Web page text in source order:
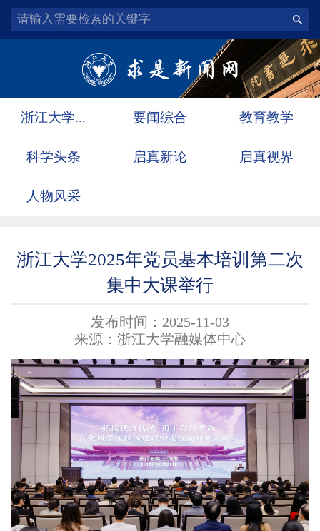
浙江大学... 要闻综合 教育教学
科学头条 启真新论 启真视界
人物风采
浙江大学2025年党员基本培训第二次
集中大课举行
发布时间：2025-11-03
来源：浙江大学融媒体中心